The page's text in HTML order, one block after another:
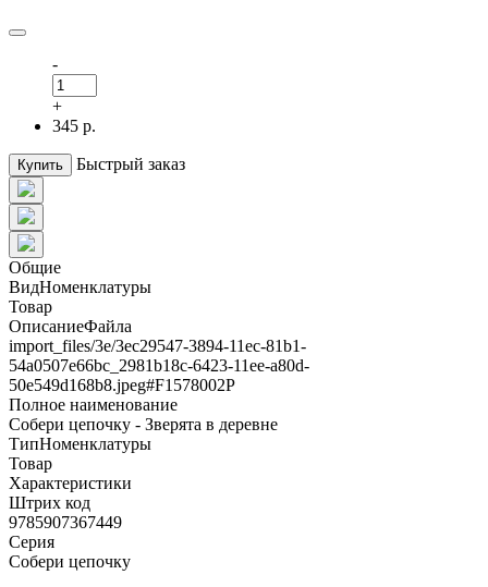
-
+
345 р.
Купить Быстрый заказ
Общие
ВидНоменклатуры
Товар
ОписаниеФайла
import_files/3e/3ec29547-3894-11ec-81b1-
54a0507e66bc_2981b18c-6423-11ee-a80d-
50e549d168b8.jpeg#F1578002Р
Полное наименование
Собери цепочку - Зверята в деревне
ТипНоменклатуры
Товар
Характеристики
Штрих код
9785907367449
Серия
Собери цепочку